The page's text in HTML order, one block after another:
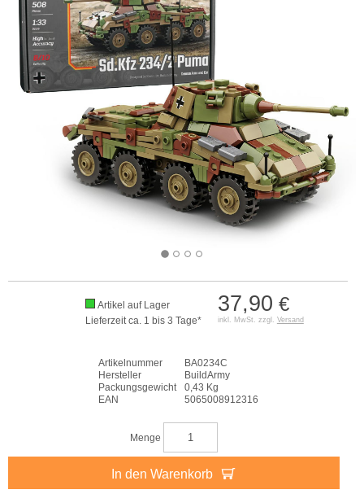
37,90 €
inkl. MwSt. zzgl. Versand
Artikel auf Lager
Lieferzeit ca. 1 bis 3 Tage*
Artikelnummer
BA0234C
Hersteller
BuildArmy
Packungsgewicht
0,43 Kg
EAN
5065008912316
Menge
In den Warenkorb